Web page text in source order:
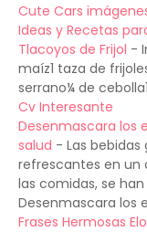
Cute Cars
Ideas y Recetas
Tlacoyos de Frijol -
maíz1 taza de
serrano¼ de
Cv Interesante
Desenmascara los
salud - Las
refrescantes en un
las comidas, se
Desenmascara los
Frases Hermosas